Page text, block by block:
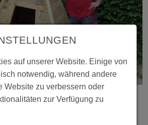
auf unserer Website. Einige von
notwendig, während andere
Website zu verbessern oder
zur Verfügung zu